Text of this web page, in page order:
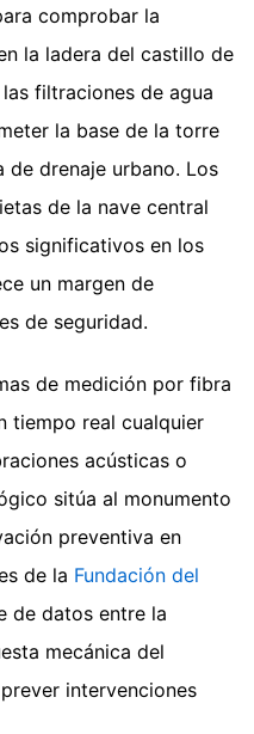
comprobar la
la ladera del castillo de
filtraciones de agua
la base de la torre
de drenaje urbano. Los
de la nave central
significativos en los
un margen de
de seguridad.
de medición por fibra
tiempo real cualquier
acústicas o
sitúa al monumento
preventiva en
de la Fundación del
de datos entre la
mecánica del
intervenciones